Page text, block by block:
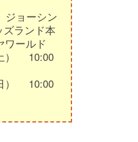
ョーシン
ズランド本
ールド
） 10:00
） 10:00